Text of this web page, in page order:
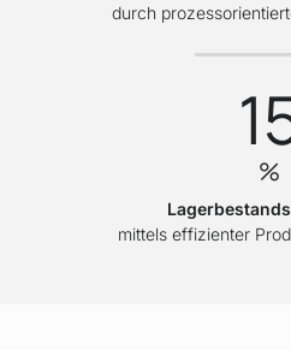
durch
%
mittels effizienter